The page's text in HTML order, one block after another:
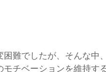
難でしたが、そんな中
チベーションを維持す